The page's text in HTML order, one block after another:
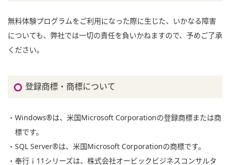
無料体験プログラムをご利用になった際に生じた、いかなる障害
についても、弊社では一切の責任を負いかねますので、予めご了承
ください。
登録商標・商標について
・Windows®は、米国Microsoft Corporationの登録商標または商
標です。
・SQL Server®は、米国Microsoft Corporationの商標です。
・奉行ｉ11シリーズは、株式会社オービックビジネスコンサルタ